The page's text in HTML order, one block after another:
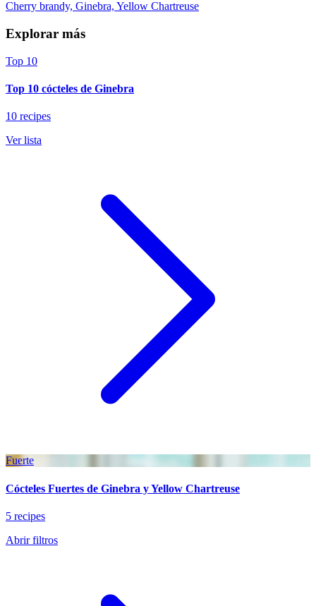
Cherry brandy, Ginebra, Yellow Chartreuse
Explorar más
Top 10
Top 10 cócteles de Ginebra
10 recipes
Ver lista
Fuerte
Cócteles Fuertes de Ginebra y Yellow Chartreuse
5 recipes
Abrir filtros